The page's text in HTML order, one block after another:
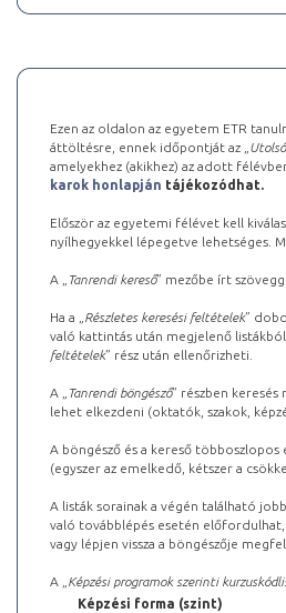
Ezen az oldalon az egyetem ETR
áttöltésre, ennek időpontját az „
amelyekhez (akikhez) az adott
karok honlapján tájékozódhat.
Először az egyetemi félévet kell
nyílhegyekkel lépegetve lehetséges.
A „ Tanrendi kereső” mezőbe írt
Ha a „ Részletes keresési feltételek”
való kattintás után megjelenő
feltételek” rész után ellenőrizheti.
A „ Tanrendi böngésző” részben
lehet elkezdeni (oktatók, szakok,
A böngésző és a kereső
(egyszer az emelkedő, kétszer a
A listák sorainak a végén található
való továbblépés esetén
vagy lépjen vissza a böngészője
A „ Képzési programok szerinti
Képzési forma (szint)